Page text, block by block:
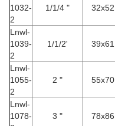
1032-
2
1/1/4 " 32x52
Lnwl-
1039-
2
1/1/2' 39x61
Lnwl-
1055-
2
2 "
55x70
Lnwl-
1078-
3 " 78x86